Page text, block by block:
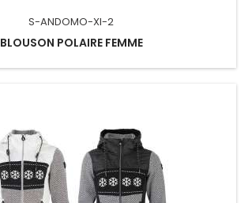
S-ANDOMO-XI-2
BLOUSON POLAIRE FEMME